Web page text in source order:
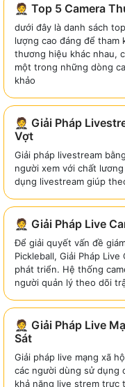
🤵 Top 5 Camera
dưới đây là danh sách
lượng cao đáng để tham
thương hiệu khác nhau,
một trong những dòng
khảo
🤵 Giải Pháp
Vợt
Giải pháp livestream
người xem với chất
dụng livestream giúp
🤵 Giải Pháp Live
Để giải quyết vấn đề
Pickleball, Giải Pháp
phát triển. Hệ thống
người quản lý theo dõi
🤵 Giải Pháp Live
Sát
Giải pháp live mạng xã
các người dùng sử dụng
khả năng live strem trực